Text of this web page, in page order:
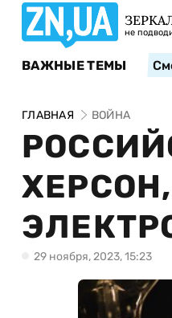
не
ВАЖНЫЕ ТЕМЫ
ГЛАВНАЯ ВОЙНА
29 ноября, 2023, 15:23